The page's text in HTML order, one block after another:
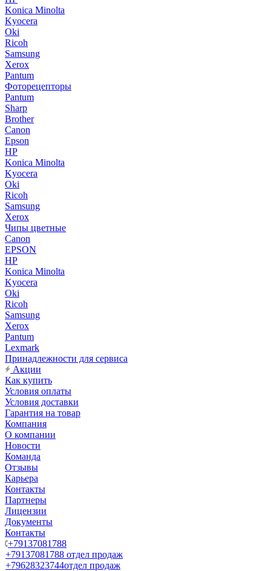
Konica Minolta
Kyocera
Oki
Ricoh
Samsung
Xerox
Pantum
Фоторецепторы
Pantum
Sharp
Brother
Canon
Epson
HP
Konica Minolta
Kyocera
Oki
Ricoh
Samsung
Xerox
Чипы цветные
Canon
EPSON
HP
Konica Minolta
Kyocera
Oki
Ricoh
Samsung
Xerox
Pantum
Lexmark
Принадлежности для сервиса
Акции
Как купить
Условия оплаты
Условия доставки
Гарантия на товар
Компания
О компании
Новости
Команда
Отзывы
Карьера
Контакты
Партнеры
Лицензии
Документы
Контакты
+79137081788
+79137081788 отдел продаж
+79628323744отдел продаж